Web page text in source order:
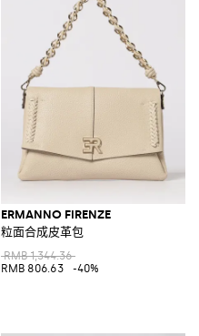
ERMANNO FIRENZE
粒面合成皮革包
RMB 1,344.36
RMB 806.63
-40%